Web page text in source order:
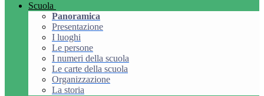
Scuola
Panoramica
Presentazione
I luoghi
Le persone
I numeri della scuola
Le carte della scuola
Organizzazione
La storia